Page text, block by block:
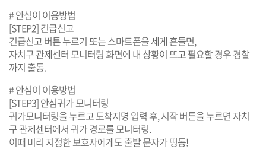
# 안심이 이용방법
[STEP2] 긴급신고
긴급신고 버튼 누르기 또는 스마트폰을 세게 흔들면,
자치구 관제센터 모니터링 화면에 내 상황이 뜨고 필요할 경우 경찰
까지 출동.
# 안심이 이용방법
[STEP3] 안심귀가 모니터링
귀가모니터링을 누르고 도착지명 입력 후, 시작 버튼을 누르면 자치
구 관제센터에서 귀가 경로를 모니터링.
이때 미리 지정한 보호자에게도 출발 문자가 띵동!